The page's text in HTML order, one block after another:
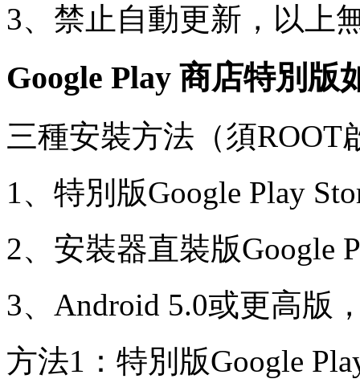
3、禁止自動更新，以上
Google Play 商店特別版
三種安裝方法（須ROOT
1、特別版Google Play
2、安裝器直裝版Google
3、Android 5.0或更高版
方法1：特別版Google